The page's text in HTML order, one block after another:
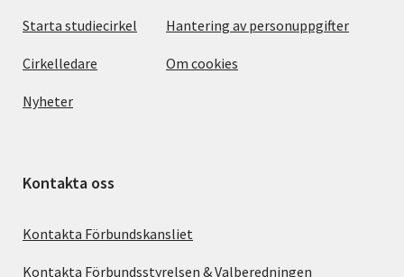
Starta studiecirkel
Cirkelledare
Nyheter
Hantering av personuppgifter
Om cookies
Kontakta oss
Kontakta Förbundskansliet
Kontakta Förbundsstyrelsen & Valberedningen